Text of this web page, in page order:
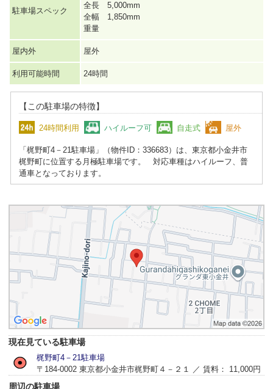
駐車場スペック
全長 5,000mm
全幅 1,850mm
重量
屋内外 屋外
利用可能時間 24時間
【この駐車場の特徴】
24時間利用 ハイルーフ可 自走式 屋外
「梶野町4－21駐車場」（物件ID：336683）は、東京都小金井市
梶野町に位置する月極駐車場です。 対応車種はハイルーフ、普
通車となっております。
現在見ている駐車場
梶野町4－21駐車場
〒184-0002 東京都小金井市梶野町４－２１ ／ 賃料： 11,000円
周辺の駐車場